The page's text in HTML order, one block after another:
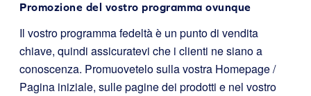
Promozione del vostro programma ovunque
Il vostro programma fedeltà è un punto di vendita
chiave, quindi assicuratevi che i clienti ne siano a
conoscenza. Promuovetelo sulla vostra Homepage /
Pagina iniziale, sulle pagine dei prodotti e nel vostro